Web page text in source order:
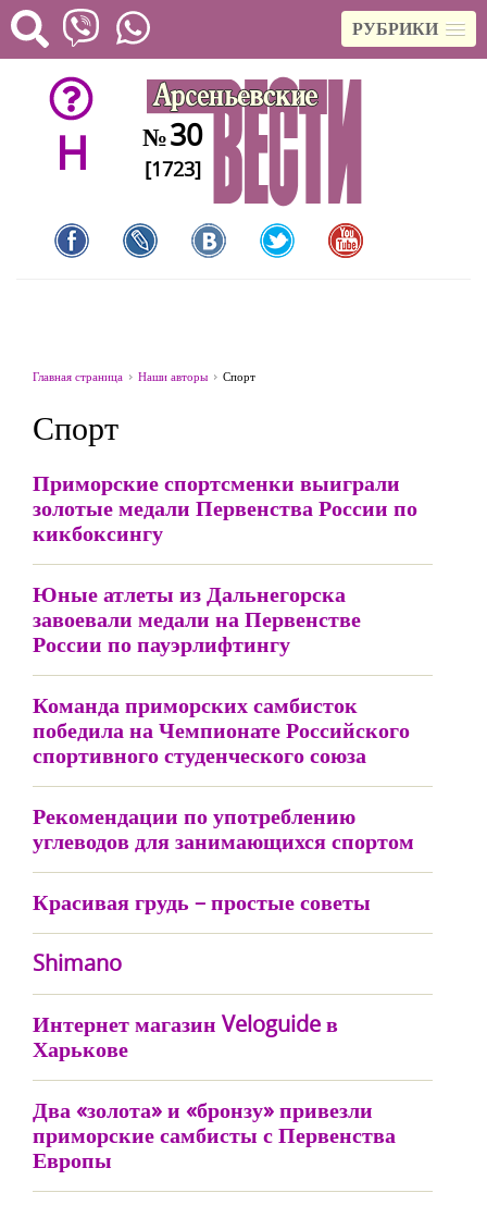
РУБРИКИ
H №30
[1723]
Главная страница Наши авторы Спорт
Спорт
Приморские спортсменки выиграли
золотые медали Первенства России по
кикбоксингу
Юные атлеты из Дальнегорска
завоевали медали на Первенстве
России по пауэрлифтингу
Команда приморских самбисток
победила на Чемпионате Российского
спортивного студенческого союза
Рекомендации по употреблению
углеводов для занимающихся спортом
Красивая грудь – простые советы
Shimano
Интернет магазин Veloguide в
Харькове
Два «золота» и «бронзу» привезли
приморские самбисты с Первенства
Европы